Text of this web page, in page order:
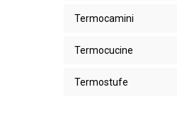
Termocamini
Termocucine
Termostufe